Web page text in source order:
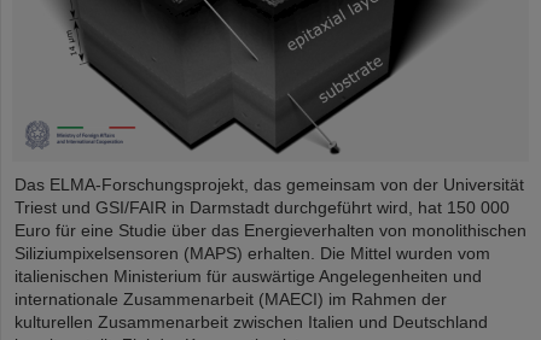
Das ELMA-Forschungsprojekt, das gemeinsam von der Universität
Triest und GSI/FAIR in Darmstadt durchgeführt wird, hat 150 000
Euro für eine Studie über das Energieverhalten von monolithischen
Siliziumpixelsensoren (MAPS) erhalten. Die Mittel wurden vom
italienischen Ministerium für auswärtige Angelegenheiten und
internationale Zusammenarbeit (MAECI) im Rahmen der
kulturellen Zusammenarbeit zwischen Italien und Deutschland